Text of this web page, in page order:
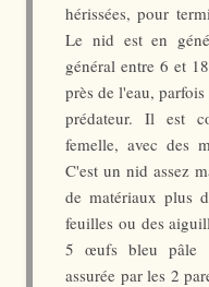
hérissées, pour
Le nid est en
général entre 6 et
près de l'eau,
prédateur. Il est
femelle, avec des
C'est un nid assez
de matériaux plus
feuilles ou des
5 œufs bleu pâle
assurée par les 2